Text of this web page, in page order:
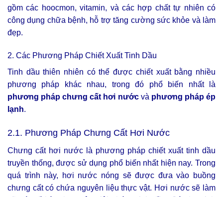
gồm các hoocmon, vitamin, và các hợp chất tự nhiên có
công dụng chữa bệnh, hỗ trợ tăng cường sức khỏe và làm
đẹp.
2. Các Phương Pháp Chiết Xuất Tinh Dầu
Tinh dầu thiên nhiên có thể được chiết xuất bằng nhiều
phương pháp khác nhau, trong đó phổ biến nhất là
phương pháp chưng cất hơi nướcvà phương pháp ép
lạnh.
2.1. Phương Pháp Chưng Cất Hơi Nước
Chưng cất hơi nước là phương pháp chiết xuất tinh dầu
truyền thống, được sử dụng phổ biến nhất hiện nay. Trong
quá trình này, hơi nước nóng sẽ được đưa vào buồng
chưng cất có chứa nguyên liệu thực vật. Hơi nước sẽ làm